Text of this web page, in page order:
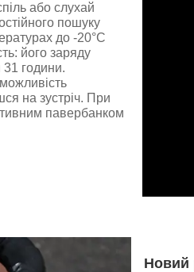
або слухай
пошуку
до -20°C
його заряду
31 години.
на зустріч. При
павербанком
Новий